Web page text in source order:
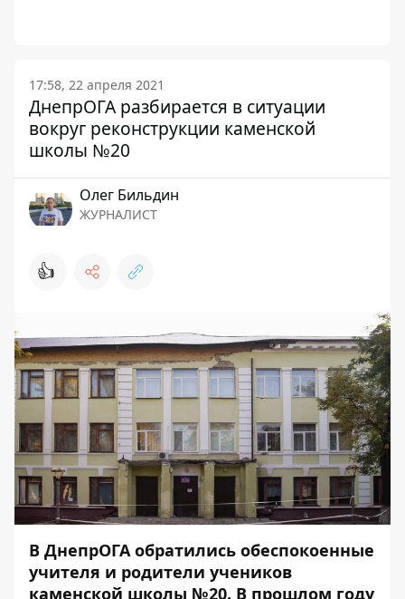
17:58, 22 апреля 2021
ДнепрОГА разбирается в ситуации
вокруг реконструкции каменской
школы №20
Олег Бильдин
ЖУРНАЛИСТ
👍
В ДнепрОГА обратились обеспокоенные
учителя и родители учеников
каменской школы №20. В прошлом году